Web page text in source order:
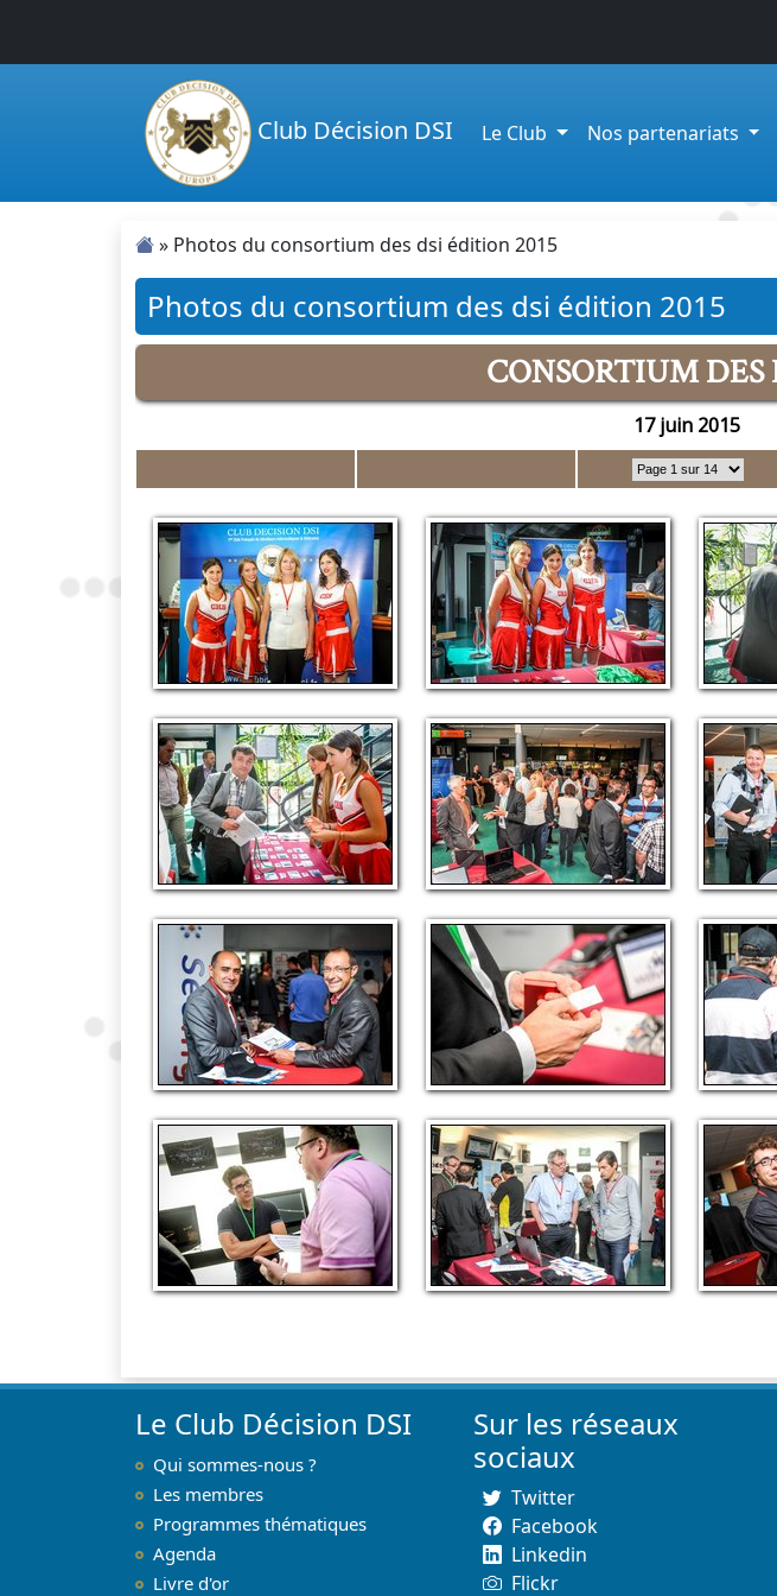
Club Décision DSI Le Club Nos partenariats
» Photos du consortium des dsi édition 2015
Photos du consortium des dsi édition 2015
Le Club Décision DSI
Qui sommes-nous ?
Les membres
Programmes thématiques
Agenda
Livre d'or
Sur les réseaux
sociaux
Twitter
Facebook
Linkedin
Flickr